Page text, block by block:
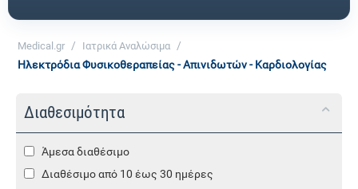
Medical.gr / Ιατρικά Αναλώσιμα /
Ηλεκτρόδια Φυσικοθεραπείας - Απινιδωτών - Καρδιολογίας
Διαθεσιμότητα
Άμεσα διαθέσιμο
Διαθέσιμο από 10 έως 30 ημέρες